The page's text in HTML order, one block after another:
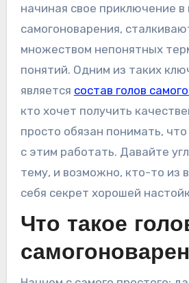
начиная свое приключение в
самогоноварения,
множеством непонятных
понятий. Одним из таких
является состав голов
кто хочет получить
просто обязан понимать,
с этим работать. Давайте
тему, и возможно, кто-то из
себя секрет хорошей
Что такое